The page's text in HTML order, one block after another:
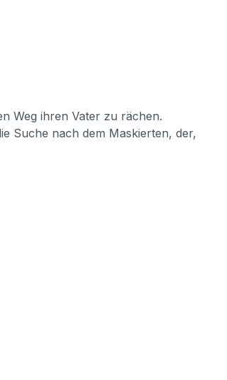
Weg ihren Vater zu rächen.
Suche nach dem Maskierten, der,